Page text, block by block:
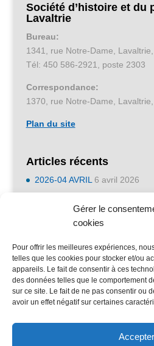
Gérer le
cookies
Pour offrir les meilleures expériences,
telles que les cookies pour stocker et/ou
appareils. Le fait de consentir à ces
des données telles que le comportement
sur ce site. Le fait de ne pas consentir ou
avoir un effet négatif sur certaines
Accepter
Société d’histoire et du
Lavaltrie
Bureau:
1341, rue Notre-Dame,
Tél: 450 586-2921, poste 2303
Correspondance:
1370, rue Notre-Dame,
Plan du site
Articles récents
2026-04 AVRIL 6 avril 2026
2023-04 AVRIL 1 avril 2023
2023-03 MARS 28 février 2023
2023-02 FÉVRIER 31 janvier